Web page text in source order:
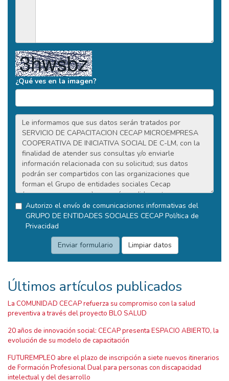
¿Qué ves en la imagen?
Autorizo el envío de comunicaciones informativas del
GRUPO DE ENTIDADES SOCIALES CECAP Política de
Privacidad
Últimos artículos publicados
La COMUNIDAD CECAP refuerza su compromiso con la salud
preventiva a través del proyecto BLO SALUD
20 años de innovación social: CECAP presenta ESPACIO ABIERTO, la
evolución de su modelo de capacitación
FUTUREMPLEO abre el plazo de inscripción a siete nuevos itinerarios
de Formación Profesional Dual para personas con discapacidad
intelectual y del desarrollo